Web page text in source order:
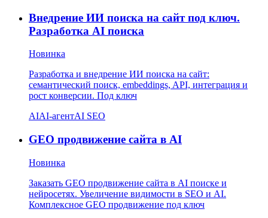
Внедрение ИИ поиска на сайт под ключ.
Разработка AI поиска
Новинка
Разработка и внедрение ИИ поиска на сайт:
семантический поиск, embeddings, API, интеграция и
рост конверсии. Под ключ
AIAI-агентAI SEO
GEO продвижение сайта в AI
Новинка
Заказать GEO продвижение сайта в AI поиске и
нейросетях. Увеличение видимости в SEO и AI.
Комплексное GEO продвижение под ключ